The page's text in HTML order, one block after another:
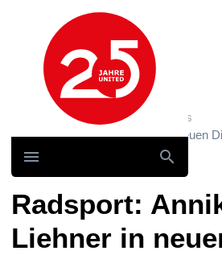
Hauptnavigation
News und Storys / News
Radsport: Annika Liehner in neuen
Radsport:
Liehner in